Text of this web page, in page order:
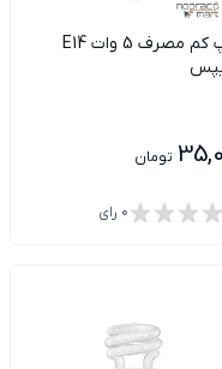
لامپ کم مصرف 5 وات E14
تومان
0 رای